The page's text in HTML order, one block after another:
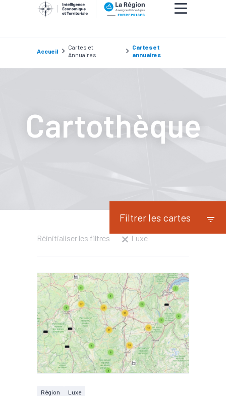
Accueil
Cartes et
Annuaires
Cartes et
annuaires
Cartothèque
Filtrer les cartes
Réinitialiser les filtres Luxe
Région Luxe